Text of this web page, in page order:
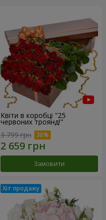
Квіти в коробці "25
червоних троянд!"
3 799 грн
Замовити